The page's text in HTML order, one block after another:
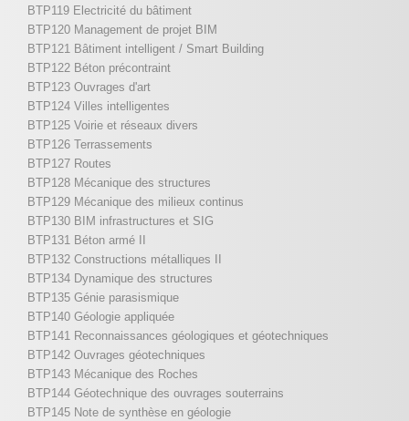
BTP119 Electricité du bâtiment
BTP120 Management de projet BIM
BTP121 Bâtiment intelligent / Smart Building
BTP122 Béton précontraint
BTP123 Ouvrages d'art
BTP124 Villes intelligentes
BTP125 Voirie et réseaux divers
BTP126 Terrassements
BTP127 Routes
BTP128 Mécanique des structures
BTP129 Mécanique des milieux continus
BTP130 BIM infrastructures et SIG
BTP131 Béton armé II
BTP132 Constructions métalliques II
BTP134 Dynamique des structures
BTP135 Génie parasismique
BTP140 Géologie appliquée
BTP141 Reconnaissances géologiques et géotechniques
BTP142 Ouvrages géotechniques
BTP143 Mécanique des Roches
BTP144 Géotechnique des ouvrages souterrains
BTP145 Note de synthèse en géologie